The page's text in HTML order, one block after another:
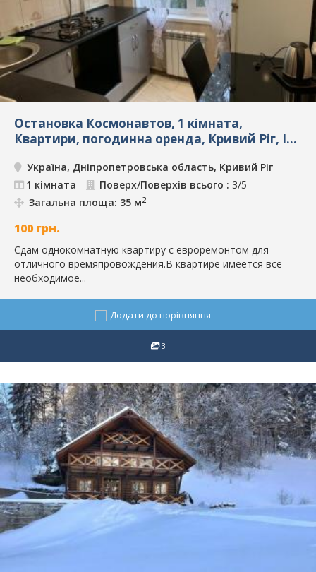
Остановка Космонавтов, 1 кімната,
Квартири, погодинна оренда, Кривий Ріг, ID:
Україна, Дніпропетровська область, Кривий Ріг
1 кімната
Поверх/Поверхів всього : 3/5
Загальна площа: 35 м2
100 грн.
Сдам однокомнатную квартиру с евроремонтом для
отличного времяпровождения.В квартире имеется всё
необходимое...
Додати до порівняння
3